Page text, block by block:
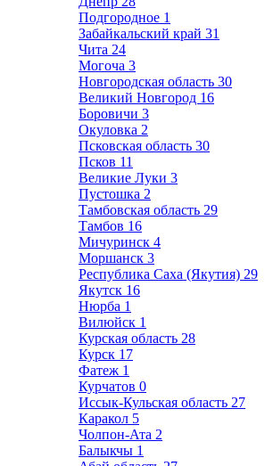
Подгородное 1
Забайкальский край 31
Чита 24
Могоча 3
Новгородская область 30
Великий Новгород 16
Боровичи 3
Окуловка 2
Псковская область 30
Псков 11
Великие Луки 3
Пустошка 2
Тамбовская область 29
Тамбов 16
Мичуринск 4
Моршанск 3
Республика Саха (Якутия) 29
Якутск 16
Нюрба 1
Вилюйск 1
Курская область 28
Курск 17
Фатеж 1
Курчатов 0
Иссык-Кульская область 27
Каракол 5
Чолпон-Ата 2
Балыкчы 1